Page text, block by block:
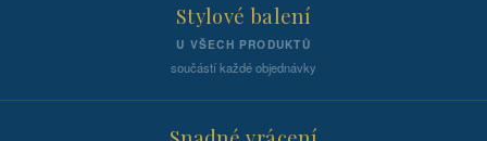
Stylové balení
U VŠECH PRODUKTŮ
součástí každé objednávky